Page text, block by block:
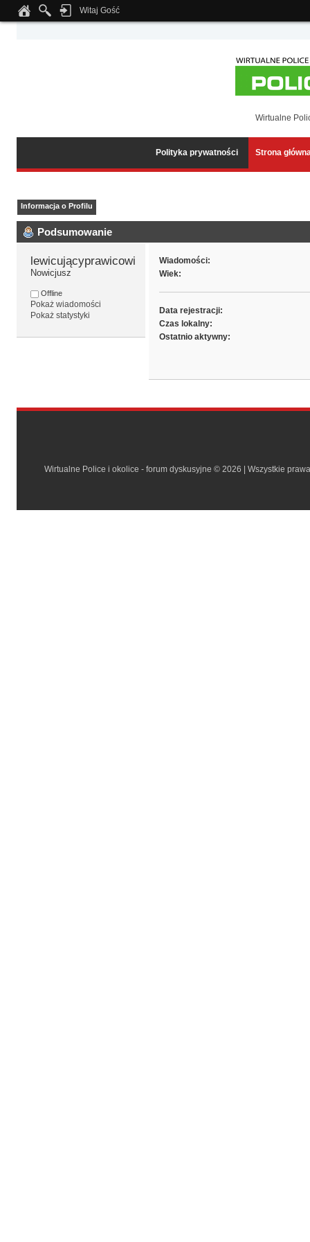
Notice: Undefined index: tapatalk_body_hook in
Witaj Gość
Wirtualne
Polityka prywatności Strona
Informacja o Profilu
Podsumowanie
Nowicjusz
Offline
Pokaż wiadomości
Pokaż statystyki
Wiadomości:
Wiek:
Data rejestracji:
Czas lokalny:
Ostatnio aktywny:
Wirtualne Police i okolice - forum dyskusyjne © 2026 | Wszystkie